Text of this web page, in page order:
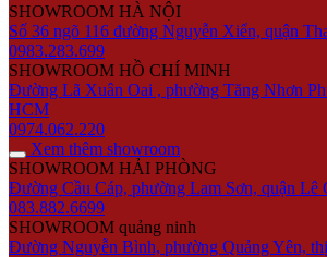
SHOWROOM HÀ NỘI
Số 36 ngõ 116 đường Nguyễn Xiển, quận
0983.283.699
SHOWROOM HỒ CHÍ MINH
Đường Lã Xuân Oai , phường Tăng Nhơn
HCM
0974.062.220
Xem thêm showroom
SHOWROOM HẢI PHÒNG
Đường Cầu Cáp, phường Lam Sơn, quận Lê
083.882.6699
SHOWROOM quảng ninh
Đường Nguyễn Bình, phường Quảng Yên,